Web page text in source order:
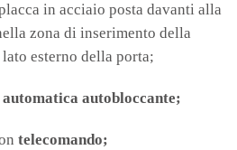
in acciaio posta davanti alla
zona di inserimento della
esterno della porta;
autobloccante;
telecomando;